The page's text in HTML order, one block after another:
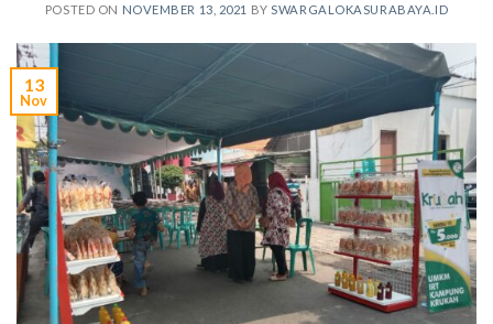
POSTED ON NOVEMBER 13, 2021 BY SWARGALOKASURABAYA.ID
13
Nov